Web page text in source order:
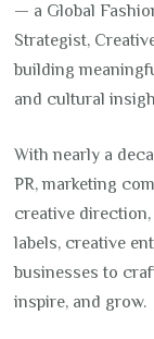
— a Global
Strategist,
building
and cultural
With nearly a
PR, marketing
creative
labels, creative
businesses to
inspire, and grow.